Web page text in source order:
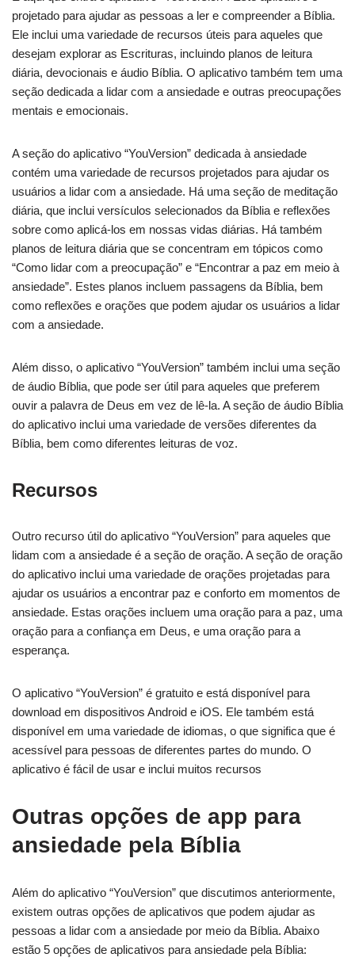
projetado para ajudar as pessoas a ler e compreender a Bíblia.
Ele inclui uma variedade de recursos úteis para aqueles que
desejam explorar as Escrituras, incluindo planos de leitura
diária, devocionais e áudio Bíblia. O aplicativo também tem uma
seção dedicada a lidar com a ansiedade e outras preocupações
mentais e emocionais.
A seção do aplicativo “YouVersion” dedicada à ansiedade
contém uma variedade de recursos projetados para ajudar os
usuários a lidar com a ansiedade. Há uma seção de meditação
diária, que inclui versículos selecionados da Bíblia e reflexões
sobre como aplicá-los em nossas vidas diárias. Há também
planos de leitura diária que se concentram em tópicos como
“Como lidar com a preocupação” e “Encontrar a paz em meio à
ansiedade”. Estes planos incluem passagens da Bíblia, bem
como reflexões e orações que podem ajudar os usuários a lidar
com a ansiedade.
Além disso, o aplicativo “YouVersion” também inclui uma seção
de áudio Bíblia, que pode ser útil para aqueles que preferem
ouvir a palavra de Deus em vez de lê-la. A seção de áudio Bíblia
do aplicativo inclui uma variedade de versões diferentes da
Bíblia, bem como diferentes leituras de voz.
Recursos
Outro recurso útil do aplicativo “YouVersion” para aqueles que
lidam com a ansiedade é a seção de oração. A seção de oração
do aplicativo inclui uma variedade de orações projetadas para
ajudar os usuários a encontrar paz e conforto em momentos de
ansiedade. Estas orações incluem uma oração para a paz, uma
oração para a confiança em Deus, e uma oração para a
esperança.
O aplicativo “YouVersion” é gratuito e está disponível para
download em dispositivos Android e iOS. Ele também está
disponível em uma variedade de idiomas, o que significa que é
acessível para pessoas de diferentes partes do mundo. O
aplicativo é fácil de usar e inclui muitos recursos
Outras opções de app para
ansiedade pela Bíblia
Além do aplicativo “YouVersion” que discutimos anteriormente,
existem outras opções de aplicativos que podem ajudar as
pessoas a lidar com a ansiedade por meio da Bíblia. Abaixo
estão 5 opções de aplicativos para ansiedade pela Bíblia: